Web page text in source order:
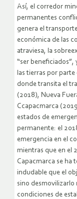
Así, el corredor
permanentes
genera el
económica de las
atraviesa, la
“ser
las tierras por
donde transita el
(2018), Nueva
Ccapacmarca
estados de
permanente: el
emergencia en el
mientras que en el
Capacmarca se ha
indudable que el
sino
condiciones de